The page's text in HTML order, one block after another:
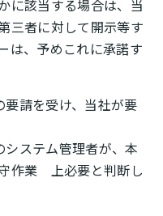
に該当する場合は、当
三者に対して開示等す
は、予めこれに承諾す
請を受け、当社が要
ステム管理者が、本
作業 上必要と判断し